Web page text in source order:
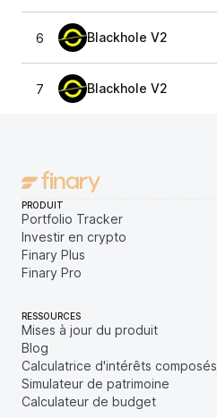
6 Blackhole V2
7 Blackhole V2
PRODUIT
Portfolio Tracker
Investir en crypto
Finary Plus
Finary Pro
RESSOURCES
Mises à jour du produit
Blog
Calculatrice d'intérêts composés
Simulateur de patrimoine
Calculateur de budget